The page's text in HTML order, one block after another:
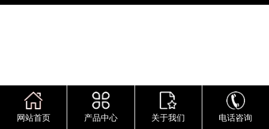
网站首页 产品中心 关于我们 电话咨询